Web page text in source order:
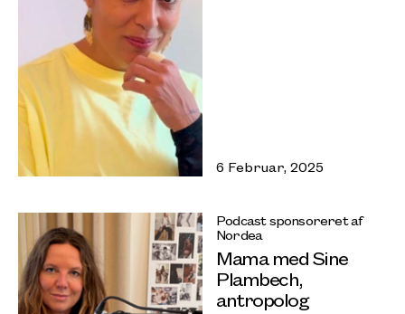
6 Februar, 2025
Podcast sponsoreret af
Nordea
Mama med Sine
Plambech,
antropolog